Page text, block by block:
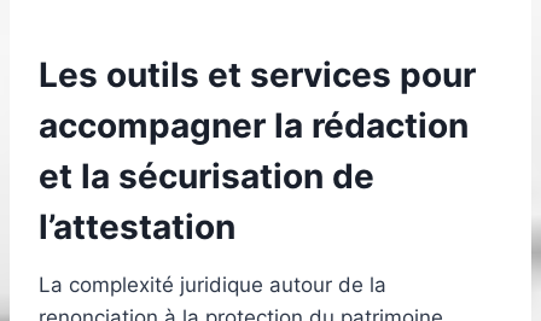
Les outils et services pour
accompagner la rédaction
et la sécurisation de
l’attestation
La complexité juridique autour de la